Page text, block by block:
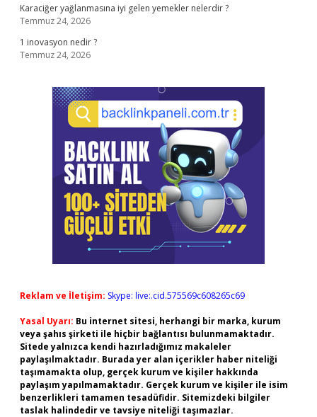
Karaciğer yağlanmasına iyi gelen yemekler nelerdir ?
Temmuz 24, 2026
1 inovasyon nedir ?
Temmuz 24, 2026
Reklam ve İletişim: Skype: live:.cid.575569c608265c69
Yasal Uyarı: Bu internet sitesi, herhangi bir marka, kurum
veya şahıs şirketi ile hiçbir bağlantısı bulunmamaktadır.
Sitede yalnızca kendi hazırladığımız makaleler
paylaşılmaktadır. Burada yer alan içerikler haber niteliği
taşımamakta olup, gerçek kurum ve kişiler hakkında
paylaşım yapılmamaktadır. Gerçek kurum ve kişiler ile isim
benzerlikleri tamamen tesadüfidir. Sitemizdeki bilgiler
taslak halindedir ve tavsiye niteliği taşımazlar.